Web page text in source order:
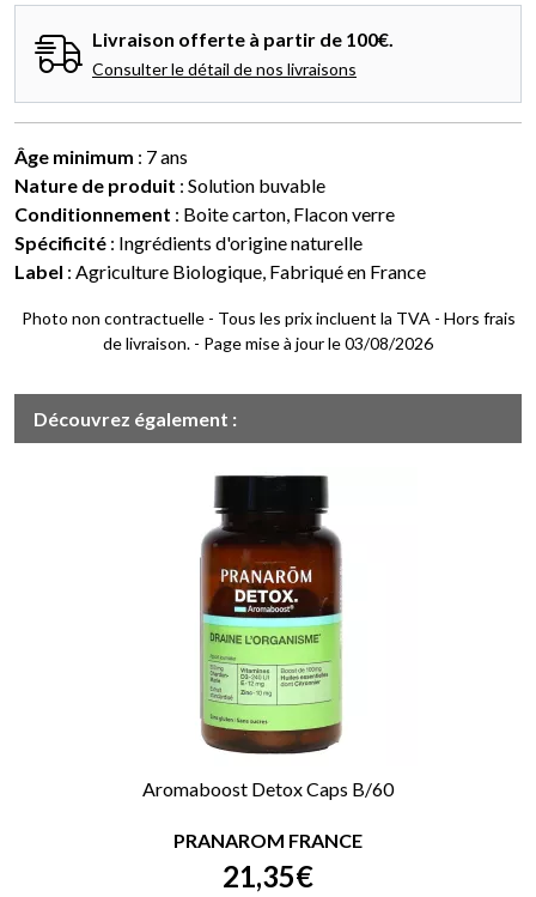
Livraison offerte à partir de 100€.
Consulter le détail de nos livraisons
Âge minimum : 7 ans
Nature de produit : Solution buvable
Conditionnement : Boite carton, Flacon verre
Spécificité : Ingrédients d'origine naturelle
Label : Agriculture Biologique, Fabriqué en France
Photo non contractuelle - Tous les prix incluent la TVA - Hors frais
de livraison. - Page mise à jour le 03/08/2026
Découvrez également :
Aromaboost Detox Caps B/60
PRANAROM FRANCE
21,35€